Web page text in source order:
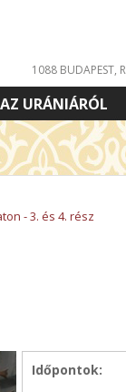
1088 BUDAPEST,
AZ URÁNIÁRÓL
- 3. és 4. rész
Időpontok: